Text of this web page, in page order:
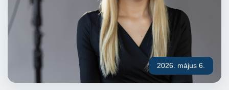
2026. május 6.